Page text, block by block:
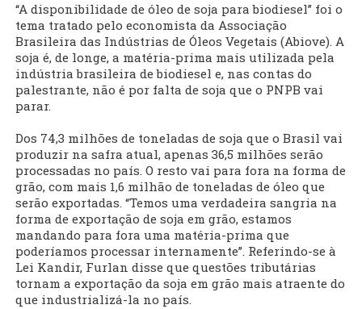
“A disponibilidade de óleo de soja para biodiesel” foi o
tema tratado pelo economista da Associação
Brasileira das Indústrias de Óleos Vegetais (Abiove). A
soja é, de longe, a matéria-prima mais utilizada pela
indústria brasileira de biodiesel e, nas contas do
palestrante, não é por falta de soja que o PNPB vai
parar.
Dos 74,3 milhões de toneladas de soja que o Brasil vai
produzir na safra atual, apenas 36,5 milhões serão
processadas no país. O resto vai para fora na forma de
grão, com mais 1,6 milhão de toneladas de óleo que
serão exportadas. “Temos uma verdadeira sangria na
forma de exportação de soja em grão, estamos
mandando para fora uma matéria-prima que
poderíamos processar internamente”. Referindo-se à
Lei Kandir, Furlan disse que questões tributárias
tornam a exportação da soja em grão mais atraente do
que industrializá-la no país.